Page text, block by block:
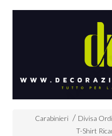
Carabinieri Divisa
T-Shirt